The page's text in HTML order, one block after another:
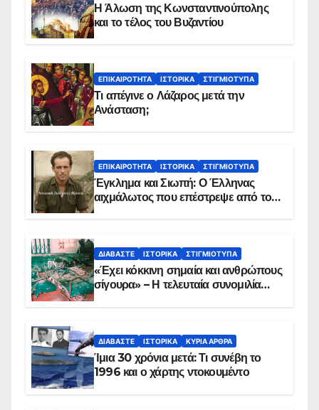
Η Άλωση της Κωνσταντινούπολης
και το τέλος του Βυζαντίου
ΕΠΙΚΑΙΡΌΤΗΤΑ ΙΣΤΟΡΙΚΆ ΣΤΙΓΜΙΌΤΥΠΑ
Τι απέγινε ο Λάζαρος μετά την
Ανάσταση;
ΕΠΙΚΑΙΡΌΤΗΤΑ ΙΣΤΟΡΙΚΆ ΣΤΙΓΜΙΌΤΥΠΑ
Έγκλημα και Σιωπή: Ο Έλληνας
αιχμάλωτος που επέστρεψε από το
ΔΙΑΒΆΣΤΕ ΙΣΤΟΡΙΚΆ ΣΤΙΓΜΙΌΤΥΠΑ
«Έχει κόκκινη σημαία και ανθρώπους
σίγουρα» – Η τελευταία συνομιλία
ΔΙΑΒΆΣΤΕ ΙΣΤΟΡΙΚΆ ΚΥΡΙΑ ΑΡΘΡΑ
Ίμια 30 χρόνια μετά: Τι συνέβη το
1996 και ο χάρτης ντοκουμέντο